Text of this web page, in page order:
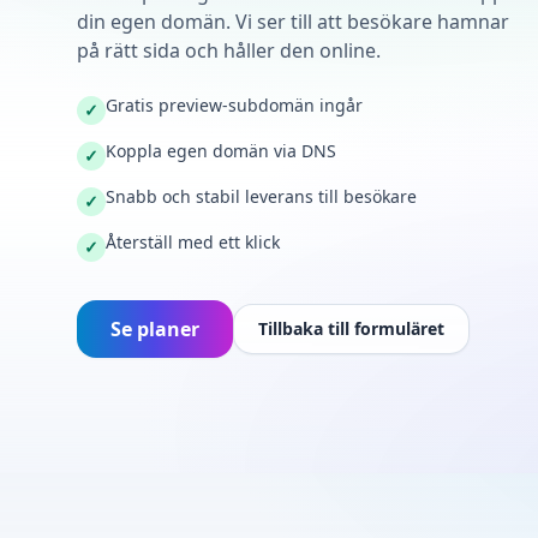
din egen domän. Vi ser till att besökare hamnar
på rätt sida och håller den online.
✓ Gratis preview-subdomän ingår
✓ Koppla egen domän via DNS
✓ Snabb och stabil leverans till besökare
✓ Återställ med ett klick
Se planer Tillbaka till formuläret